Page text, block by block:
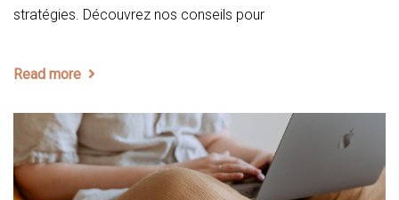
stratégies. Découvrez nos conseils pour
Read more